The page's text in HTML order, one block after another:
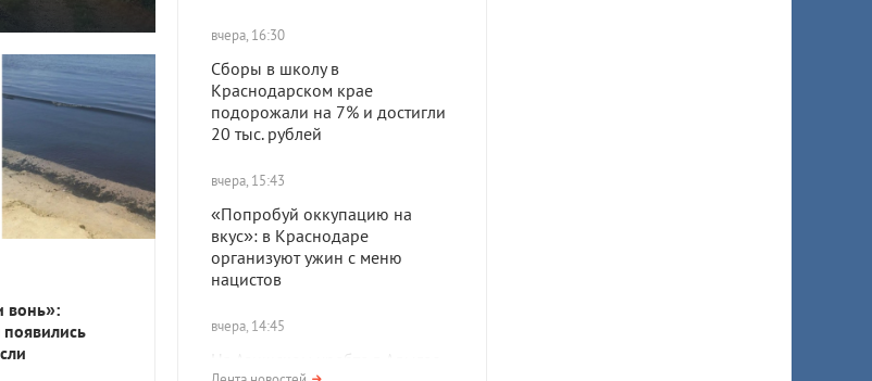
вчера, 16:30
Сборы в школу в
Краснодарском крае
подорожали на 7% и достигли
20 тыс. рублей
вчера, 15:43
«Попробуй оккупацию на
вкус»: в Краснодаре
организуют ужин с меню
нацистов
вчера, 14:45
На Азишском хребте в Адыгее
вонь»: